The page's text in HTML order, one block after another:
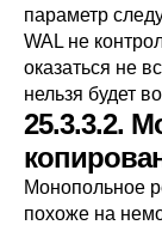
параметр
WAL не
оказаться не
нельзя будет
25.3.3.2.
Монопольное
похоже на